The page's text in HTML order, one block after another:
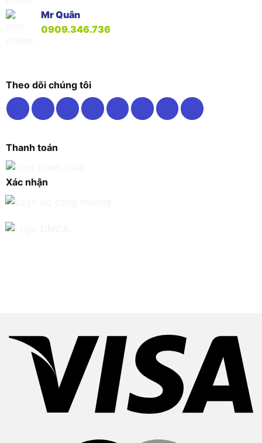
Mr Quân
0909.346.736
Theo dõi chúng tôi
Thanh toán
Xác nhận